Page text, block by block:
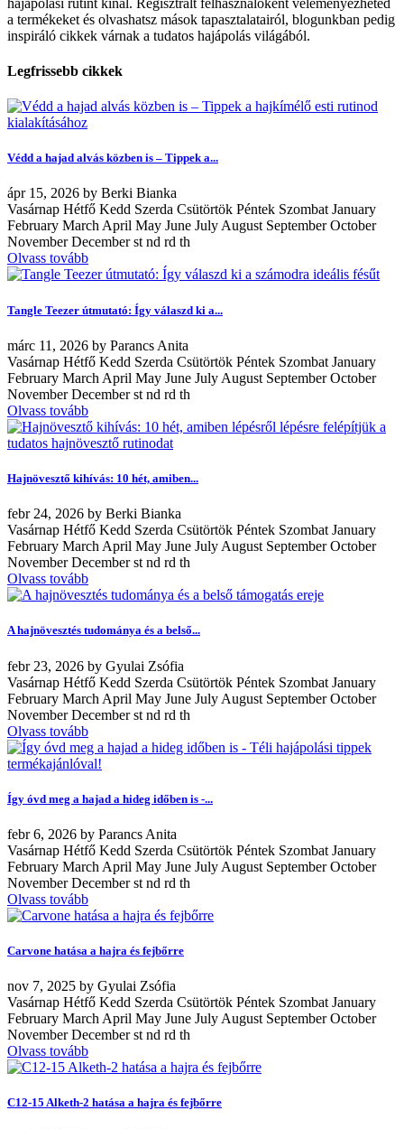
a termékeket és olvashatsz mások tapasztalatairól, blogunkban pedig
inspiráló cikkek várnak a tudatos hajápolás világából.
Legfrissebb cikkek
Védd a hajad alvás közben is – Tippek a...
ápr 15, 2026 by Berki Bianka
Vasárnap Hétfő Kedd Szerda Csütörtök Péntek Szombat January
February March April May June July August September October
November December st nd rd th
Olvass tovább
Tangle Teezer útmutató: Így válaszd ki a...
márc 11, 2026 by Parancs Anita
Vasárnap Hétfő Kedd Szerda Csütörtök Péntek Szombat January
February March April May June July August September October
November December st nd rd th
Olvass tovább
Hajnövesztő kihívás: 10 hét, amiben...
febr 24, 2026 by Berki Bianka
Vasárnap Hétfő Kedd Szerda Csütörtök Péntek Szombat January
February March April May June July August September October
November December st nd rd th
Olvass tovább
A hajnövesztés tudománya és a belső...
febr 23, 2026 by Gyulai Zsófia
Vasárnap Hétfő Kedd Szerda Csütörtök Péntek Szombat January
February March April May June July August September October
November December st nd rd th
Olvass tovább
Így óvd meg a hajad a hideg időben is -...
febr6, 2026 by Parancs Anita
Vasárnap Hétfő Kedd Szerda Csütörtök Péntek Szombat January
February March April May June July August September October
November December st nd rd th
Olvass tovább
Carvone hatása a hajra és fejbőrre
nov 7, 2025 by Gyulai Zsófia
Vasárnap Hétfő Kedd Szerda Csütörtök Péntek Szombat January
February March April May June July August September October
November December st nd rd th
Olvass tovább
C12-15 Alketh-2 hatása a hajra és fejbőrre